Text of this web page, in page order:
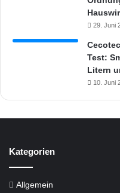
29. Juni
Test:
Litern
10. Juni
Kategorien
Allgemein